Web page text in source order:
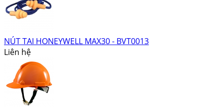
NÚT TAI HONEYWELL MAX30 - BVT0013
Liên hệ